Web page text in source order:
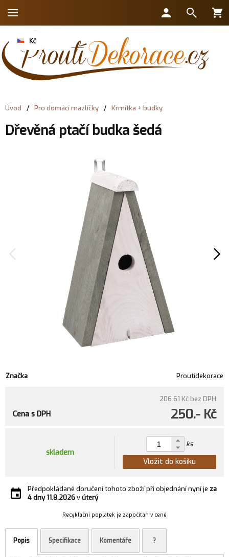
Úvod / Pro domácí mazlíčky / Krmítka + budky
Dřevěná ptačí budka šedá
Značka Proutídekorace
206.61 Kčbez DPH
250.- Kč
Cena s DPH
skladem
ks
Vložit do košíku
Předpokládané doručení tohoto zboží při objednání nyní je za
4 dny11.8.2026vúterý
Recyklační poplatek je započítán v ceně
Popis Specifikace Komentáře ?